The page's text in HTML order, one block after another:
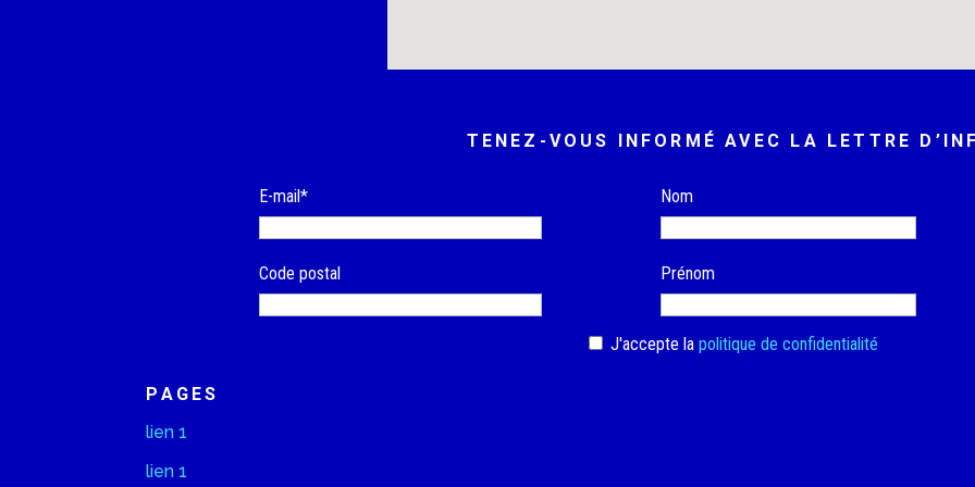
TENEZ-VOUS INFORMÉ AVEC LA LETTRE
E-mail*
Code postal
Nom
Prénom
J'accepte la politique de confidentialité
PAGES
lien 1
lien 1